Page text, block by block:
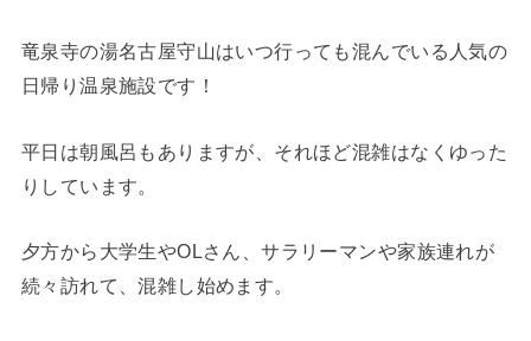
竜泉寺の湯名古屋守山はいつ行っても混んでいる人気の
日帰り温泉施設です！
平日は朝風呂もありますが、それほど混雑はなくゆった
りしています。
夕方から大学生やOLさん、サラリーマンや家族連れが
続々訪れて、混雑し始めます。